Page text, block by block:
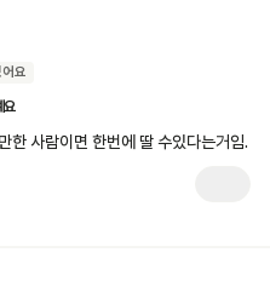
요
요
한 사람이면 한번에 딸 수있다는거임.